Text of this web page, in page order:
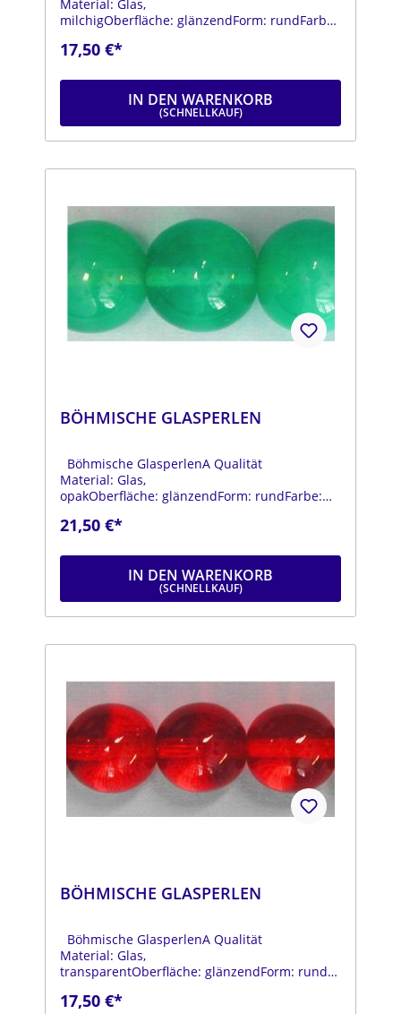
Material: Glas,
milchigOberfläche: glänzendForm: rundFarbe:
ca. 25 cm
17,50 €*
IN DEN WARENKORB
BÖHMISCHE GLASPERLEN
Böhmische GlasperlenA Qualität
Material: Glas,
opakOberfläche: glänzendForm: rundFarbe:
21,50 €*
IN DEN WARENKORB
BÖHMISCHE GLASPERLEN
Böhmische GlasperlenA Qualität
Material: Glas,
transparentOberfläche: glänzendForm: rundFa
mmStrang: Länge ca. 25 cm
17,50 €*